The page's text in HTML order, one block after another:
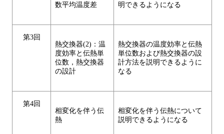
数平均温度差
明できるようになる
第3回
熱交換器(2)：温
度効率と伝熱単
位数，熱交換器
の設計
熱交換器の温度効率と伝熱
単位数および熱交換器の設
計方法を説明できるように
なる
第4回
相変化を伴う伝
熱
相変化を伴う伝熱について
説明できるようになる